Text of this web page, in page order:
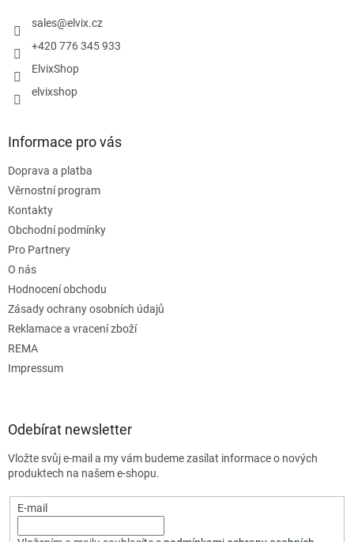
sales@elvix.cz
+420 776 345 933
ElvixShop
elvixshop
Informace pro vás
Doprava a platba
Věrnostní program
Kontakty
Obchodní podmínky
Pro Partnery
O nás
Hodnocení obchodu
Zásady ochrany osobních údajů
Reklamace a vracení zboží
REMA
Impressum
Odebírat newsletter
Vložte svůj e-mail a my vám budeme zasílat informace o nových
produktech na našem e-shopu.
E-mail